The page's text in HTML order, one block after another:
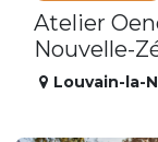
Atelier
Nouvelle-
Louvain-la-